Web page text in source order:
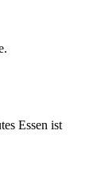
Essen ist